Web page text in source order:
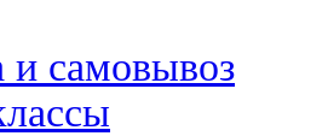
и самовывоз